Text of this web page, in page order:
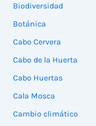
Biodiversidad
Botánica
Cabo Cervera
Cabo de la Huerta
Cabo Huertas
Cala Mosca
Cambio climático